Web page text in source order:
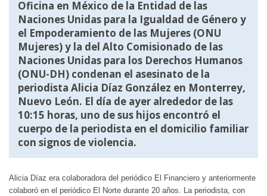
Oficina en México de la Entidad de las
Naciones Unidas para la Igualdad de Género y
el Empoderamiento de las Mujeres (ONU
Mujeres) y la del Alto Comisionado de las
Naciones Unidas para los Derechos Humanos
(ONU-DH) condenan el asesinato de la
periodista Alicia Díaz González en Monterrey,
Nuevo León. El día de ayer alrededor de las
10:15 horas, uno de sus hijos encontró el
cuerpo de la periodista en el domicilio familiar
con signos de violencia.
Alicia Díaz era colaboradora del periódico El Financiero y anteriormente
colaboró en el periódico El Norte durante 20 años. La periodista, con